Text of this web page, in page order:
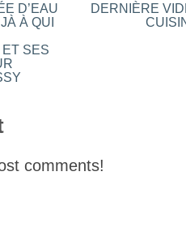
D’EAU
À QUI
SES
DERNIÈRE
comments!